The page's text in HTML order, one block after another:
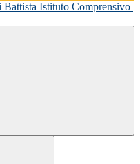
Istituto Comprensivo